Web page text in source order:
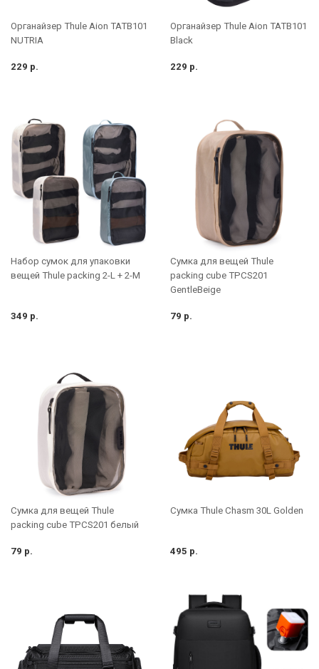
Органайзер Thule Aion TATB101
NUTRIA
229 р.
Органайзер Thule Aion TATB101
Black
229 р.
Набор сумок для упаковки
вещей Thule packing 2-L + 2-M
349 р.
Сумка для вещей Thule
packing cube TPCS201
GentleBeige
79 р.
Сумка для вещей Thule
packing cube TPCS201 белый
79 р.
Cумка Thule Chasm 30L Golden
495 р.